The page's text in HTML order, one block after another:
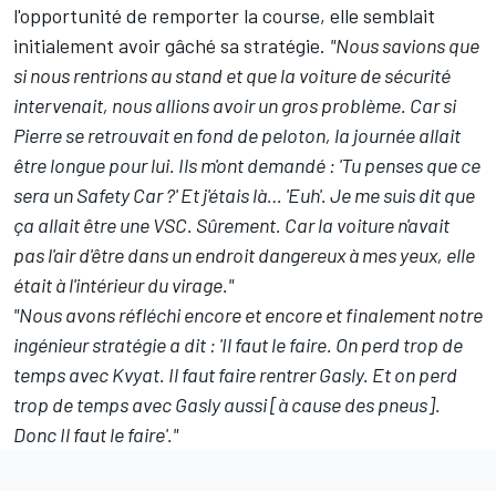
l'opportunité de remporter la course, elle semblait
initialement avoir gâché sa stratégie. "Nous savions que
si nous rentrions au stand et que la voiture de sécurité
intervenait, nous allions avoir un gros problème. Car si
Pierre se retrouvait en fond de peloton, la journée allait
être longue pour lui. Ils m'ont demandé : 'Tu penses que ce
sera un Safety Car ?' Et j'étais là… 'Euh'. Je me suis dit que
ça allait être une VSC. Sûrement. Car la voiture n'avait
pas l'air d'être dans un endroit dangereux à mes yeux, elle
était à l'intérieur du virage."
"Nous avons réfléchi encore et encore et finalement notre
ingénieur stratégie a dit : 'Il faut le faire. On perd trop de
temps avec Kvyat. Il faut faire rentrer Gasly. Et on perd
trop de temps avec Gasly aussi [à cause des pneus].
Donc Il faut le faire'."